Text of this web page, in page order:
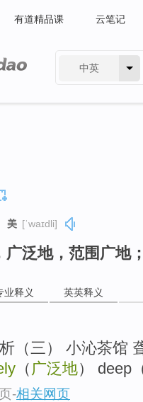
有道精品课 云笔记
中英
美 [ˈwaɪdli]
广泛地，范围广地
业释义 英英释义
（三） 小沁茶馆
（ 广泛地） deep
-相关网页